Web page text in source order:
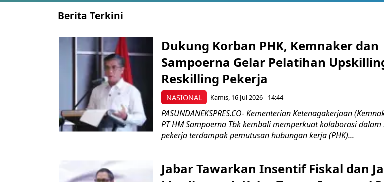
Berita Terkini
NASIONAL
Dukung Korban PHK, Kemnaker dan
Sampoerna Gelar Pelatihan
Reskilling Pekerja
Kamis, 16 Jul 2026 - 14:44
PASUNDANEKSPRES.CO- Kementerian Ketenagakerjaan
PT HM Sampoerna Tbk kembali memperkuat kolaborasi
pekerja terdampak pemutusan hubungan kerja (PHK)...
Jabar Tawarkan Insentif Fiskal dan